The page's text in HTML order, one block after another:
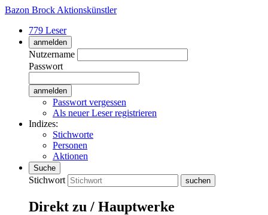
Bazon Brock Aktionskünstler
779 Leser
anmelden
Nutzername
Passwort
Passwort vergessen
Als neuer Leser registrieren
Indizes:
Stichworte
Personen
Aktionen
Suche
Stichwort
Direkt zu / Hauptwerke